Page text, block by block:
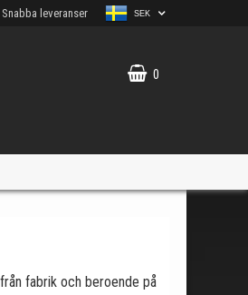
Snabba leveranser SEK
0
fabrik och beroende på